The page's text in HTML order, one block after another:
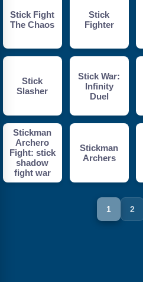
Stick Fight
The Chaos
Stick
Fighter
Stick
Slasher
Stick War:
Infinity
Duel
Stickman
Archero
Fight: stick
shadow
fight war
Stickman
Archers
1 2